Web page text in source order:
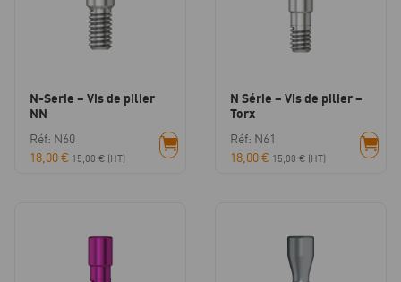
N-Serie – Vis de pilier
NN
Réf: N60
18,00€ 15,00 € (HT)
N Série – Vis de pilier –
Torx
Réf: N61
18,00€ 15,00 € (HT)